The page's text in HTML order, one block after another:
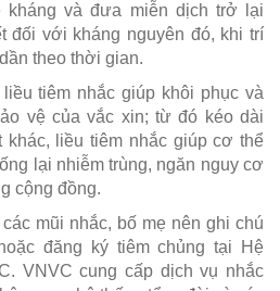
kháng và đưa miễn dịch trở lại
đối với kháng nguyên đó, khi trí
theo thời gian.
tiêm nhắc giúp khôi phục và
vệ của vắc xin; từ đó kéo dài
khác, liều tiêm nhắc giúp cơ thể
lại nhiễm trùng, ngăn nguy cơ
cộng đồng.
mũi nhắc, bố mẹ nên ghi chú
đăng ký tiêm chủng tại Hệ
VNVC cung cấp dịch vụ nhắc